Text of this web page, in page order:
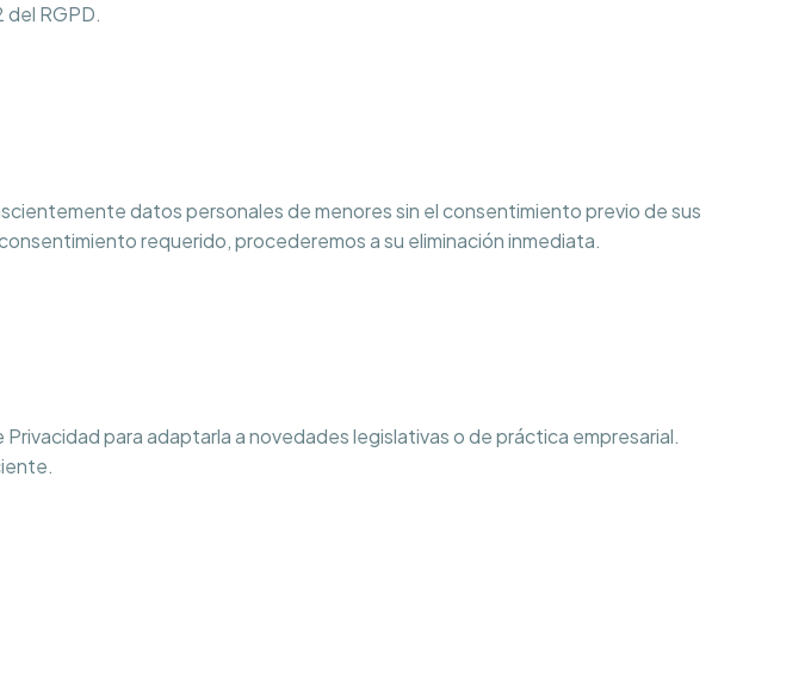
RGPD.
datos personales de menores sin el consentimiento previo de sus
requerido, procederemos a su eliminación inmediata.
para adaptarla a novedades legislativas o de práctica empresarial.